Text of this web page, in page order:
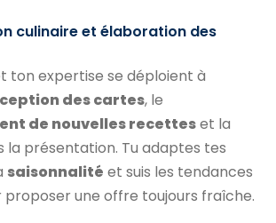
culinaire et élaboration des
ton expertise se déploient à
des cartes, le
de nouvelles recetteset la
la présentation. Tu adaptes tes
saisonnalité et suis les tendances
proposer une offre toujours fraîche.